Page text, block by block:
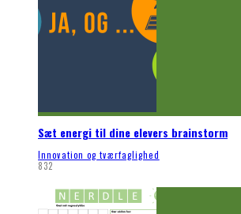
Sæt energi til dine elevers brainstorm
Innovation og tværfaglighed
832